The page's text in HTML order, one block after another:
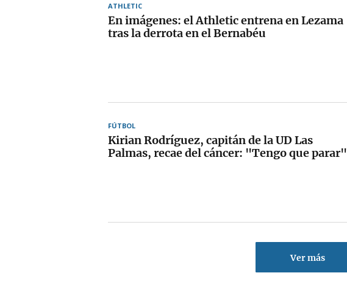
ATHLETIC
En imágenes: el Athletic entrena en Lezama
tras la derrota en el Bernabéu
FÚTBOL
Kirian Rodríguez, capitán de la UD Las
Palmas, recae del cáncer: "Tengo que parar"
Ver más